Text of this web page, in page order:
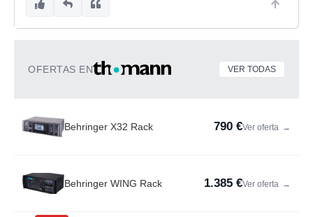
OFERTAS EN VER TODAS
Behringer X32 Rack 790 €Ver oferta →
Behringer WING Rack 1.385 €Ver oferta →